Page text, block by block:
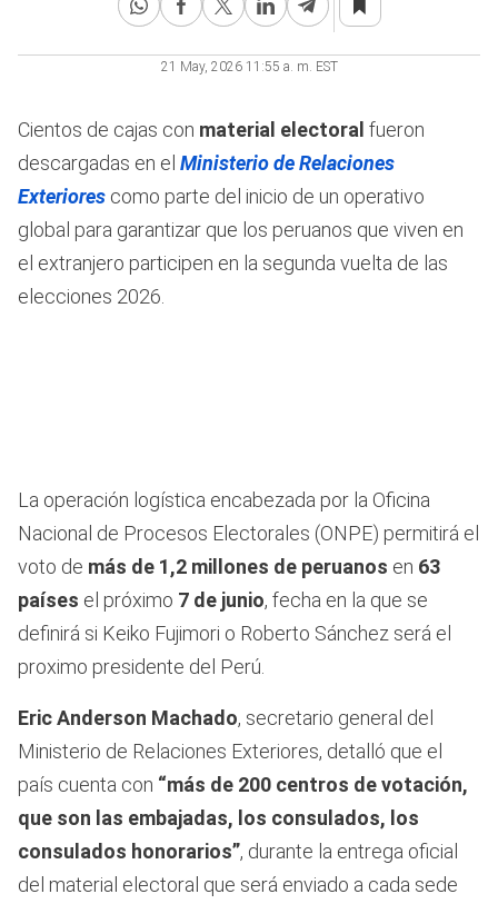
seconds
21 May, 2026 11:55 a. m. EST
Cientos de cajas con material electoral fueron
descargadas en el Ministerio de Relaciones
Exteriores como parte del inicio de un operativo
global para garantizar que los peruanos que viven en
el extranjero participen en la segunda vuelta de las
elecciones 2026.
La operación logística encabezada por la Oficina
Nacional de Procesos Electorales (ONPE) permitirá el
voto de más de 1,2 millones de peruanos en 63
países el próximo 7 de junio, fecha en la que se
definirá si Keiko Fujimori o Roberto Sánchez será el
proximo presidente del Perú.
Eric Anderson Machado, secretario general del
Ministerio de Relaciones Exteriores, detalló que el
país cuenta con “más de 200 centros de votación,
que son las embajadas, los consulados, los
consulados honorarios”, durante la entrega oficial
del material electoral que será enviado a cada sede